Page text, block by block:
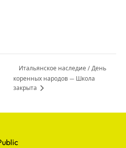
Итальянское наследие / День
коренных народов — Школа
закрыта
Dance